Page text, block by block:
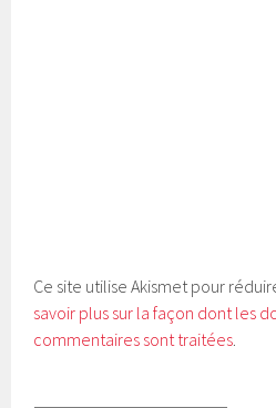
Ce site utilise Akismet pour
savoir plus sur la façon dont les
commentaires sont traitées